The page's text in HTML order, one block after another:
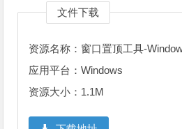
文件下载
资源名称：窗口置顶工具-
应用平台：Windows
资源大小：1.1M